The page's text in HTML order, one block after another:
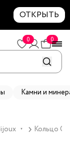
ОТКРЫТЬ
0 0
Камни и
▼ Кольцо